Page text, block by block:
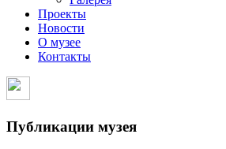
Проекты
Новости
О музее
Контакты
Публикации музея